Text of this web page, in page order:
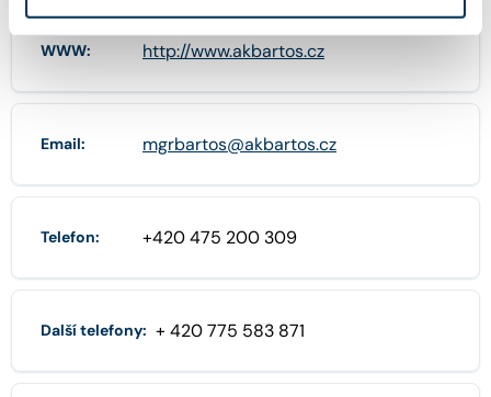
WWW: http://www.akbartos.cz
Email: mgrbartos@akbartos.cz
Telefon: +420 475 200 309
Další telefony: + 420 775 583 871